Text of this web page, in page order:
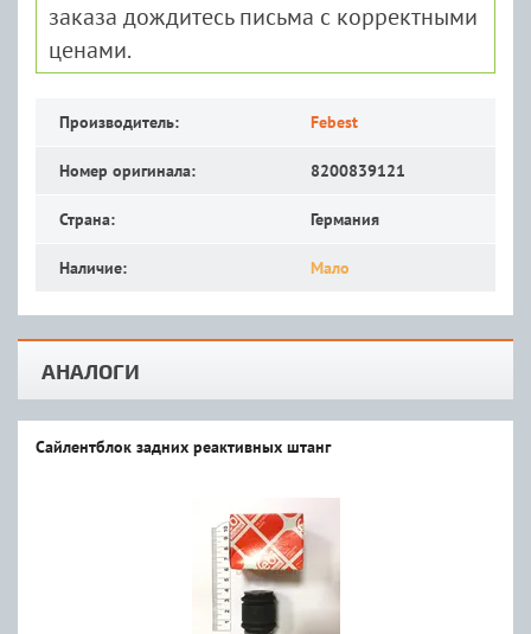
заказа дождитесь письма с корректными
ценами.
Производитель: Febest
Номер оригинала: 8200839121
Страна: Германия
Наличие: Мало
АНАЛОГИ
Сайлентблок задних реактивных штанг